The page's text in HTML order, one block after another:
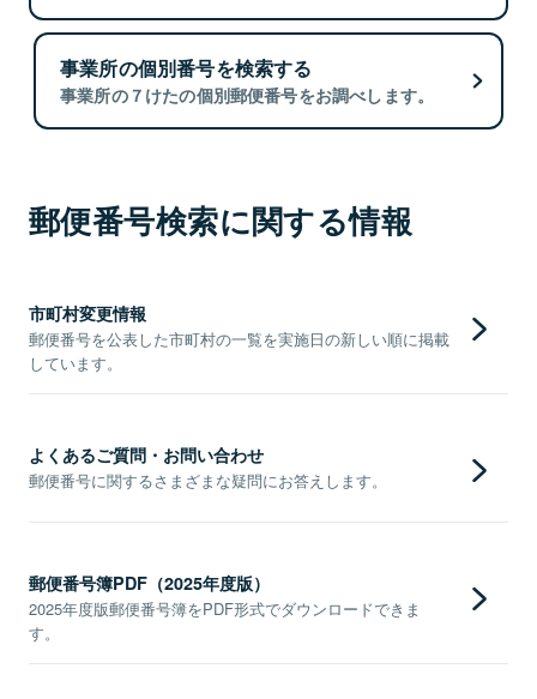
事業所の個別番号を検索する
事業所の７けたの個別郵便番号をお調べします。
郵便番号検索に関する情報
市町村変更情報
郵便番号を公表した市町村の一覧を実施日の新しい順に掲載
しています。
よくあるご質問・お問い合わせ
郵便番号に関するさまざまな疑問にお答えします。
郵便番号簿PDF（2025年度版）
2025年度版郵便番号簿をPDF形式でダウンロードできま
す。